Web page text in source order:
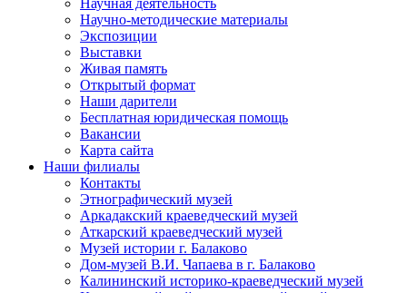
Научная деятельность
Научно-методические материалы
Экспозиции
Выставки
Живая память
Открытый формат
Наши дарители
Бесплатная юридическая помощь
Вакансии
Карта сайта
Наши филиалы
Контакты
Этнографический музей
Аркадакский краеведческий музей
Аткарский краеведческий музей
Музей истории г. Балаково
Дом-музей В.И. Чапаева в г. Балаково
Калининский историко-краеведческий музей